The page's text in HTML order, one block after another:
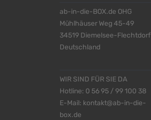
ab-in-die-BOX.de OHG
Mühlhäuser Weg 45-49
34519 Diemelsee-Flechtdorf
Deutschland
WIR SIND FÜR SIE DA
Hotline: 0 56 95 / 99 100 38
E-Mail: kontakt@ab-in-die-
box.de